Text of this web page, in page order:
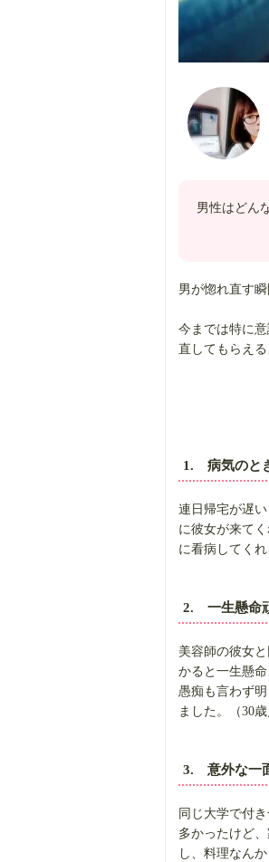
男性はどん
男が惚れ直す
今までは特に
直してもらえ
1. 病気のと
連日帰宅が遅
に彼女が来て
に看病してく
2. 一生懸命
美容師の彼女
かると一生懸
愚痴も言わず
ました。（30歳
3. 意外な一
同じ大学で付
多かったけど
し、料理なん